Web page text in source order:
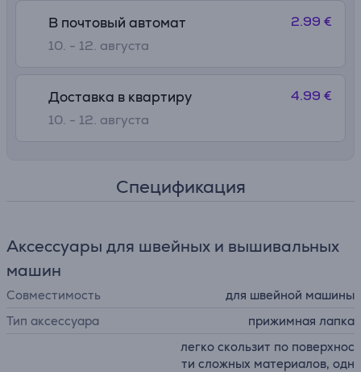
В почтовый автомат
10. - 12. августа
2.99 €
Доставка в квартиру
10. - 12. августа
4.99 €
Спецификация
Аксессуары для швейных и вышивальных
машин
Совместимость
для швейной машины
Тип аксессуара
прижимная лапка
легко скользит по поверхнос
ти сложных материалов, одн